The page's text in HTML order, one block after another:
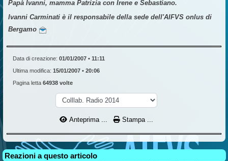
Papà Ivanni, mamma Patrizia con Irene e Sebastiano.
Ivanni Carminati è il responsabile della sede dell'AIFVS onlus di
Bergamo
Data di creazione: 01/01/2007 • 11:11
Ultima modifica: 15/01/2007 • 20:06
Pagina letta 64938 volte
Anteprima ... Stampa ...
Reazioni a questo articolo